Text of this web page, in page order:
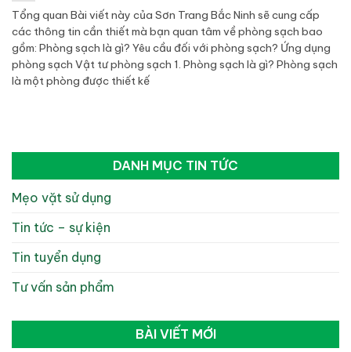
Tổng quan Bài viết này của Sơn Trang Bắc Ninh sẽ cung cấp
các thông tin cần thiết mà bạn quan tâm về phòng sạch bao
gồm: Phòng sạch là gì? Yêu cầu đối với phòng sạch? Ứng dụng
phòng sạch Vật tư phòng sạch 1. Phòng sạch là gì? Phòng sạch
là một phòng được thiết kế
DANH MỤC TIN TỨC
Mẹo vặt sử dụng
Tin tức – sự kiện
Tin tuyển dụng
Tư vấn sản phẩm
BÀI VIẾT MỚI